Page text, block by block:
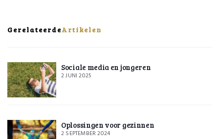
GerelateerdeArtikelen
Sociale media en jongeren
2 JUNI 2025
Oplossingen voor gezinnen
2 SEPTEMBER 2024